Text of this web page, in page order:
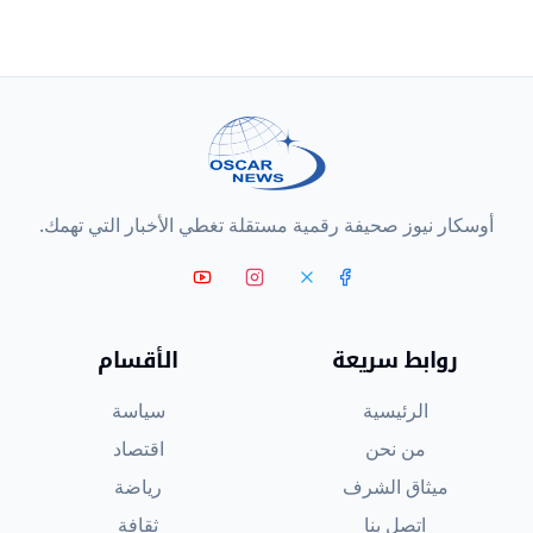
أوسكار نيوز صحيفة رقمية مستقلة تغطي الأخبار التي تهمك.
روابط سريعة
الرئيسية
من نحن
ميثاق الشرف
اتصل بنا
الأقسام
سياسة
اقتصاد
رياضة
ثقافة